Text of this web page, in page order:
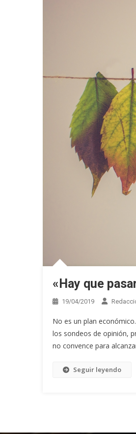
«Hay que
19/04/2019
No es un plan
los sondeos de opinión,
no convence para
Seguir leyendo